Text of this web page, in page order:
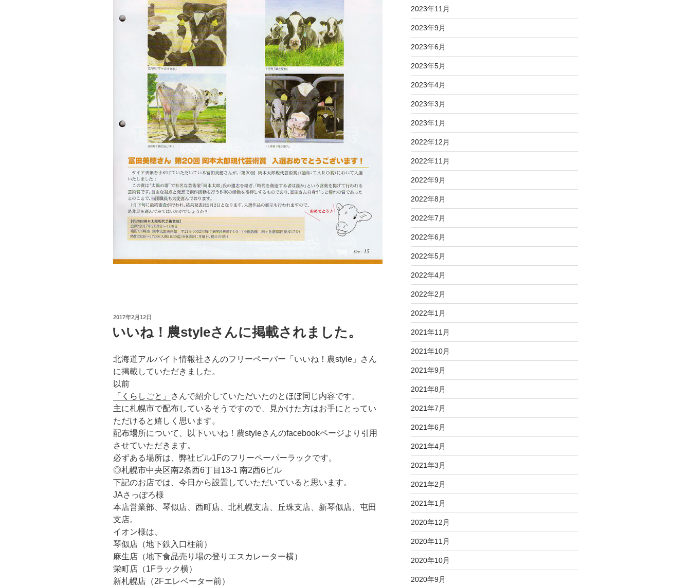
投
日:
2017年2月12日
いいね！農styleさんに掲載されました。
北海道アルバイト情報社さんのフリーペーパー「いいね！農style」さん
に掲載していただきました。
以前
「くらしごと」
さんで紹介していただいたのとほぼ同じ内容です。
主に札幌市で配布しているそうですので、見かけた方はお手にとってい
ただけると嬉しく思います。
配布場所について、以下いいね！農styleさんのfacebookページより引用
させていただきます。
必ずある場所は、弊社ビル1Fのフリーペーパーラックです。
◎札幌市中央区南2条西6丁目13-1 南2西6ビル
下記のお店では、今日から設置していただいていると思います。
JAさっぽろ様
本店営業部、琴似店、西町店、北札幌支店、丘珠支店、新琴似店、屯田
支店。
イオン様は、
琴似店（地下鉄入口柱前）
麻生店（地下食品売り場の登りエスカレーター横）
栄町店（1Fラック横）
新札幌店（2Fエレベーター前）
2023年11月
2023年9月
2023年6月
2023年5月
2023年4月
2023年3月
2023年1月
2022年12月
2022年11月
2022年9月
2022年8月
2022年7月
2022年6月
2022年5月
2022年4月
2022年2月
2022年1月
2021年11月
2021年10月
2021年9月
2021年8月
2021年7月
2021年6月
2021年4月
2021年3月
2021年2月
2021年1月
2020年12月
2020年11月
2020年10月
2020年9月